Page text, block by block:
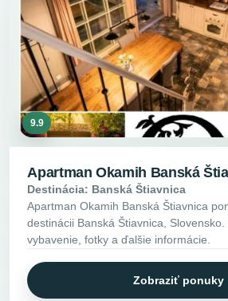
9.9
Apartman Okamih Banská
Destinácia: Banská Štiavnica
Apartman Okamih Banská Štiavnica
destinácii Banská Štiavnica, Slovensko.
vybavenie, fotky a ďalšie informácie.
Zobraziť ponuky